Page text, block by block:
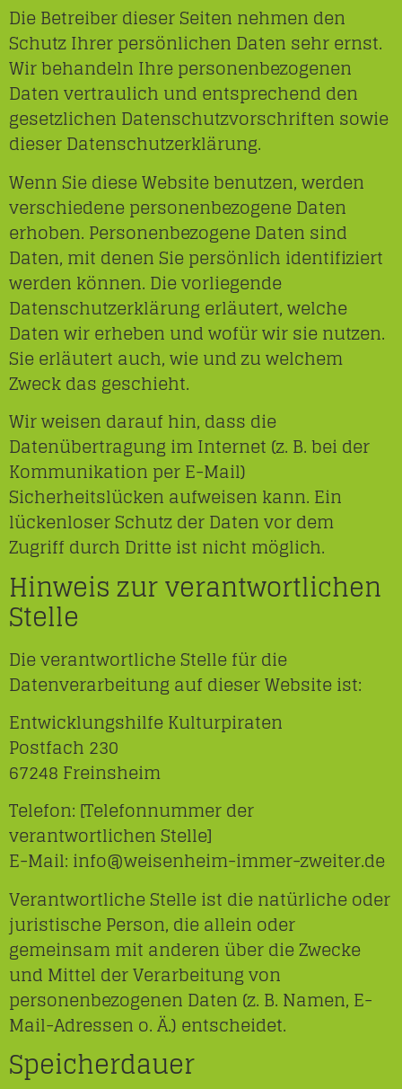
Die Betreiber dieser Seiten nehmen den
Schutz Ihrer persönlichen Daten sehr ernst.
Wir behandeln Ihre personenbezogenen
Daten vertraulich und entsprechend den
gesetzlichen Datenschutzvorschriften sowie
dieser Datenschutzerklärung.
Wenn Sie diese Website benutzen, werden
verschiedene personenbezogene Daten
erhoben. Personenbezogene Daten sind
Daten, mit denen Sie persönlich identifiziert
werden können. Die vorliegende
Datenschutzerklärung erläutert, welche
Daten wir erheben und wofür wir sie nutzen.
Sie erläutert auch, wie und zu welchem
Zweck das geschieht.
Wir weisen darauf hin, dass die
Datenübertragung im Internet (z. B. bei der
Kommunikation per E-Mail)
Sicherheitslücken aufweisen kann. Ein
lückenloser Schutz der Daten vor dem
Zugriff durch Dritte ist nicht möglich.
Hinweis zur verantwortlichen
Stelle
Die verantwortliche Stelle für die
Datenverarbeitung auf dieser Website ist:
Entwicklungshilfe Kulturpiraten
Postfach 230
67248 Freinsheim
Telefon: [Telefonnummer der
verantwortlichen Stelle]
E-Mail: info@weisenheim-immer-zweiter.de
Verantwortliche Stelle ist die natürliche oder
juristische Person, die allein oder
gemeinsam mit anderen über die Zwecke
und Mittel der Verarbeitung von
personenbezogenen Daten (z. B. Namen, E-
Mail-Adressen o. Ä.) entscheidet.
Speicherdauer